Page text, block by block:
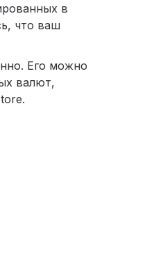
в
что ваш
Его можно
валют,